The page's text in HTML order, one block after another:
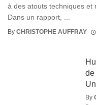
à des atouts techniques et
Dans un rapport, ...
By CHRISTOPHE AUFFRAY
de
By